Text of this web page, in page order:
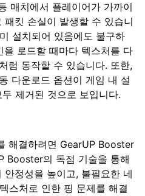
매치에서 플레이어가 가까이
패킷 손실이 발생할 수 있습니
설치되어 있음에도 불구하
을 로드할 때마다 텍스처를 다
럼 동작할 수 있습니다. 또한,
다운로드 옵션이 게임 내 설
제거된 것으로 보입니다.
해결하려면 GearUP Booster
Booster의 독점 기술을 통해
정성을 높이고, 불필요한 네
스처로 인한 핑 문제를 해결